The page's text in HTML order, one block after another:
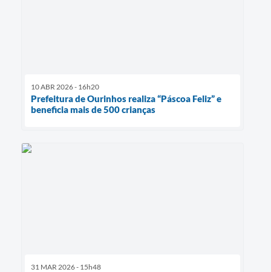
10 ABR 2026 - 16h20
Prefeitura de Ourinhos realiza “Páscoa Feliz” e
beneficia mais de 500 crianças
31 MAR 2026 - 15h48